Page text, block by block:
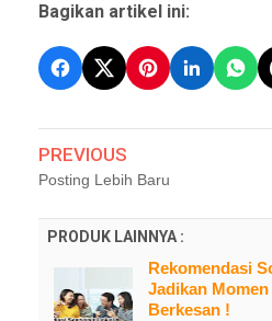
Bagikan artikel ini:
PREVIOUS
Posting Lebih Baru
PRODUK LAINNYA :
Rekomendasi
Jadikan
Berkesan !